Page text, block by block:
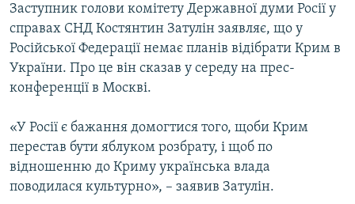
УКРАЇНА
СВІТ
СХЕМИ
ПРИАЗОВ’Я
КИТАЙ.ВИКЛИКИ
МУЛЬТИМЕДІА
ФОТО
СПЕЦПРОЄКТИ
ПОДКАСТИ
Заступник голови комітету Державної думи Росії у
справах СНД Костянтин Затулін заявляє, що у
Російської Федерації немає планів відібрати Крим в
України. Про це він сказав у середу на прес-
конференції в Москві.
«У Росії є бажання домогтися того, щоби Крим
перестав бути яблуком розбрату, і щоб по
відношенню до Криму українська влада
поводилася культурно», – заявив Затулін.